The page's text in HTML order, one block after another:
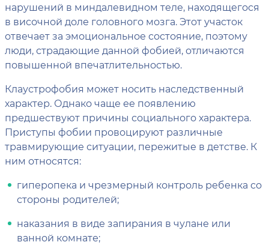
нарушений в миндалевидном теле, находящегося
в височной доле головного мозга. Этот участок
отвечает за эмоциональное состояние, поэтому
люди, страдающие данной фобией, отличаются
повышенной впечатлительностью.
Клаустрофобия может носить наследственный
характер. Однако чаще ее появлению
предшествуют причины социального характера.
Приступы фобии провоцируют различные
травмирующие ситуации, пережитые в детстве. К
ним относятся:
гиперопека и чрезмерный контроль ребенка со
стороны родителей;
наказания в виде запирания в чулане или
ванной комнате;